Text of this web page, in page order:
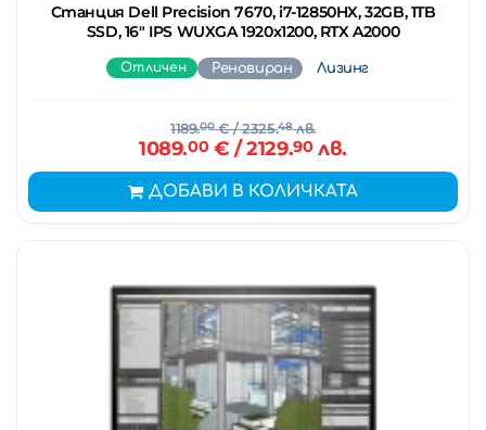
Станция Dell Precision 7670, i7-12850HX, 32GB, 1TB
SSD, 16" IPS WUXGA 1920x1200, RTX A2000
Отличен Реновиран Лизинг
1189.00€/ 2325.48лв.
1089.00€ / 2129.90лв.
ДОБАВИ В КОЛИЧКАТА